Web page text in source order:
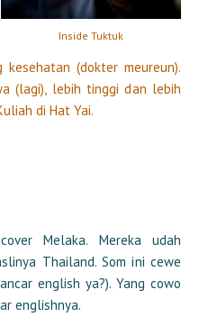
Inside Tuktuk
(dokter meureun).
(lagi), lebih tinggi dan lebih
di Hat Yai.
Melaka. Mereka udah
Thailand. Som ini cewe
english ya?). Yang cowo
englishnya.